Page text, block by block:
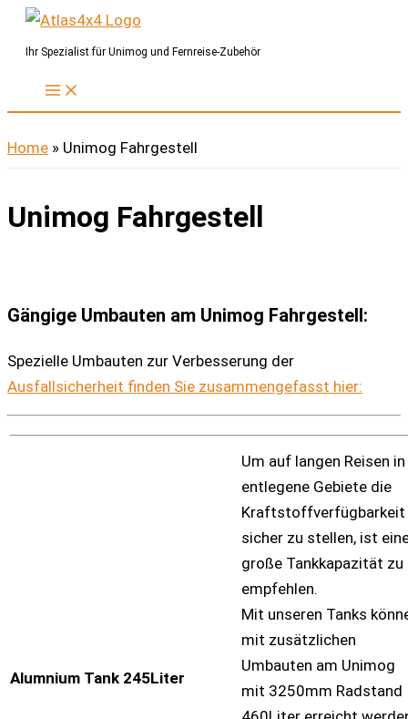
Zum
InhaltIhr Spezialist für Unimog und Fernreise-Zubehör
Home » Unimog Fahrgestell
Unimog Fahrgestell
Gängige Umbauten am Unimog Fahrgestell:
Spezielle Umbauten zur Verbesserung der
Ausfallsicherheit finden Sie zusammengefasst hier:
Alumnium Tank 245Liter
Um auf langen Reisen in
entlegene Gebiete die
Kraftstoffverfügbarkeit
sicher zu stellen, ist
große Tankkapazität zu
empfehlen.
Mit unseren Tanks
mit zusätzlichen
Umbauten am Unimog
mit 3250mm Radstand